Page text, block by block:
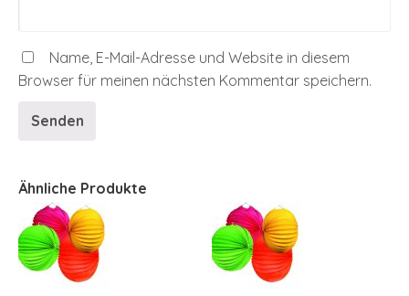
Name, E-Mail-Adresse und Website in diesem
Browser für meinen nächsten Kommentar speichern.
Ähnliche Produkte